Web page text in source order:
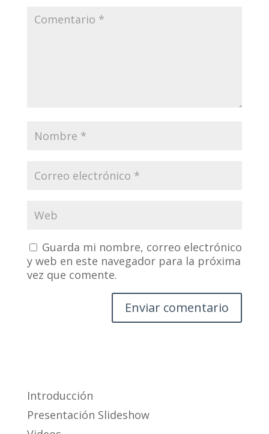
Guarda mi nombre, correo electrónico
y web en este navegador para la próxima
vez que comente.
Introducción
Presentación Slideshow